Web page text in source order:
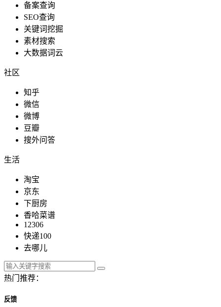
备案查询
SEO查询
关键词挖掘
素材搜索
大数据词云
社区
知乎
微信
微博
豆瓣
搜外问答
生活
淘宝
京东
下厨房
香哈菜谱
12306
快递100
去哪儿
热门推荐：
反馈